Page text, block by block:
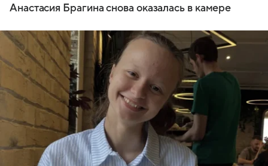
Анастасия Брагина снова оказалась в камере